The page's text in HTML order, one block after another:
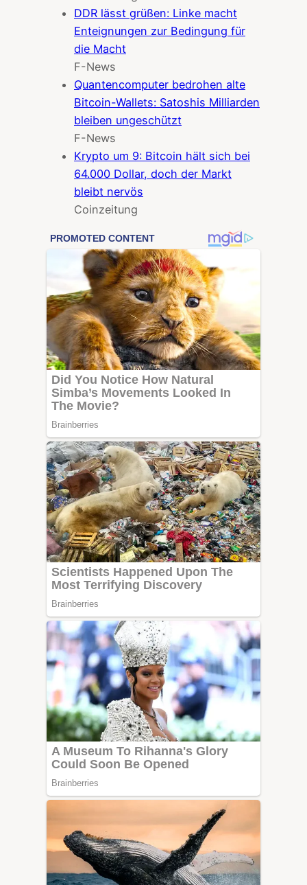
DDR lässt grüßen: Linke macht
Enteignungen zur Bedingung für
die Macht
F-News
Quantencomputer bedrohen alte
Bitcoin-Wallets: Satoshis Milliarden
bleiben ungeschützt
F-News
Krypto um 9: Bitcoin hält sich bei
64.000 Dollar, doch der Markt
bleibt nervös
Coinzeitung